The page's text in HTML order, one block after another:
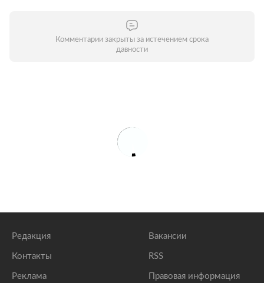
Комментарии закрыты за истечением срока
давности
Редакция
Контакты
Реклама
Вакансии
RSS
Правовая информация